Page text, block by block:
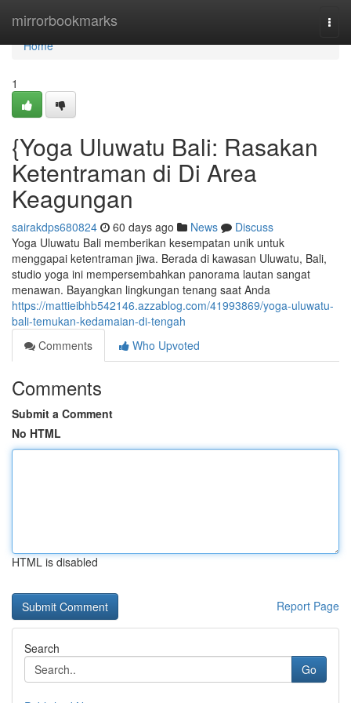
mirrorbookmarks
Home
Home
1
{Yoga Uluwatu Bali: Rasakan
Ketentraman di Di Area
Keagungan
sairakdps680824 60 days ago News
Discuss
Yoga Uluwatu Bali memberikan kesempatan unik untuk
menggapai ketentraman jiwa. Berada di kawasan Uluwatu, Bali,
studio yoga ini mempersembahkan panorama lautan sangat
menawan. Bayangkan lingkungan tenang saat Anda
https://mattieibhb542146.azzablog.com/41993869/yoga-uluwatu-
bali-temukan-kedamaian-di-tengah
Comments
Who Upvoted
Comments
Submit a Comment
No HTML
HTML is disabled
Report Page
Search
Go